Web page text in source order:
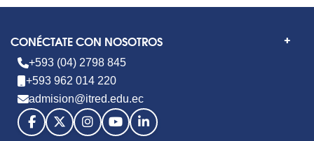
CONÉCTATE CON NOSOTROS
+593 (04) 2798 845
+593 962 014 220
admision@itred.edu.ec